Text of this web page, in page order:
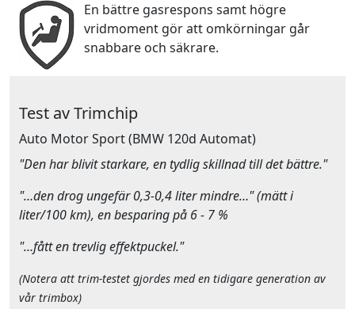
En bättre gasrespons samt högre
vridmoment gör att omkörningar går
snabbare och säkrare.
Test av Trimchip
Auto Motor Sport(BMW 120d Automat)
"Den har blivit starkare, en tydlig skillnad till det bättre."
"…den drog ungefär 0,3-0,4 liter mindre…" (mätt i
liter/100 km), en besparing på 6 - 7 %
"…fått en trevlig effektpuckel."
(Notera att trim-testet gjordes med en tidigare generation av
vår trimbox)